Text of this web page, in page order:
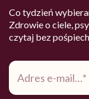
Co tydzień
Zdrowie o ciele,
czytaj bez
Adres
mail*